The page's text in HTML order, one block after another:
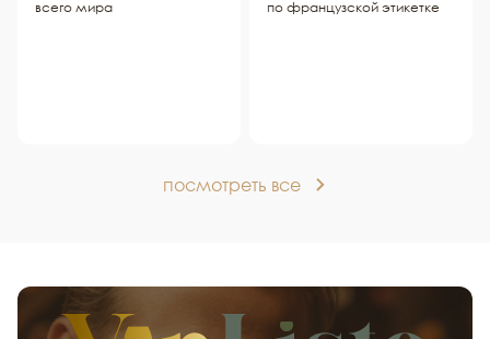
всего мира по французской этикетке
посмотреть все